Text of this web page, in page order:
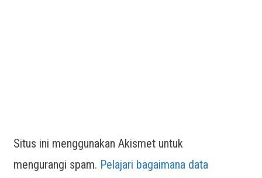
Situs ini menggunakan Akismet untuk
mengurangi spam. Pelajari bagaimana data